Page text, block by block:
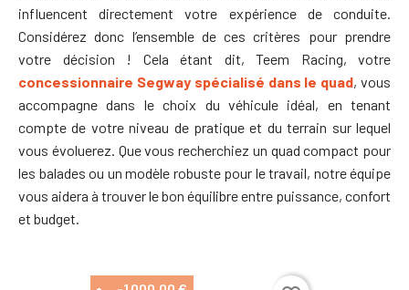
influencent directement votre expérience de conduite.
Considérez donc l’ensemble de ces critères pour prendre
votre décision ! Cela étant dit, Teem Racing, votre
concessionnaire Segway spécialisé dans le quad, vous
accompagne dans le choix du véhicule idéal, en tenant
compte de votre niveau de pratique et du terrain sur lequel
vous évoluerez. Que vous recherchiez un quad compact pour
les balades ou un modèle robuste pour le travail, notre équipe
vous aidera à trouver le bon équilibre entre puissance, confort
et budget.